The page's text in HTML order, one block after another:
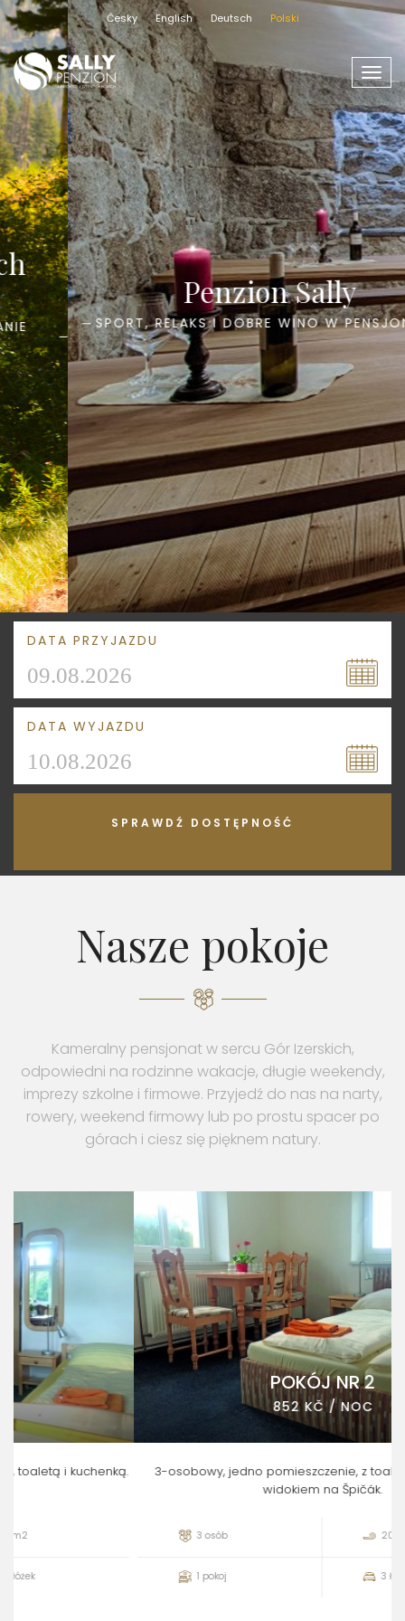
Česky English Deutsch Polski
Menu
Penzion Sally
SPORT, RELAKS I DOBRE WINO W PENSJONACIE
DATA PRZYJAZDU
DATA WYJAZDU
SPRAWDŹ DOSTĘPNOŚĆ
Nasze pokoje
Kameralny pensjonat w sercu Gór Izerskich,
odpowiedni na rodzinne wakacje, długie weekendy,
imprezy szkolne i firmowe. Przyjedź do nas na narty,
rowery, weekend firmowy lub po prostu spacer po
górach i ciesz się pięknem natury.
POKÓJ NR 2
852 KČ / NOC
3-osobowy, jedno pomieszczenie, z toaletą i kuchenką. Z